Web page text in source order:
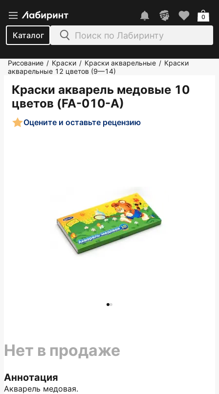
Каталог
0
Рисование / Краски / Краски акварельные / Краски
акварельные 12 цветов (9—14)
Краски акварель медовые 10
цветов (FA-010-А)
Оцените и оставьте рецензию
Аннотация
Акварель медовая.
Нет в продаже